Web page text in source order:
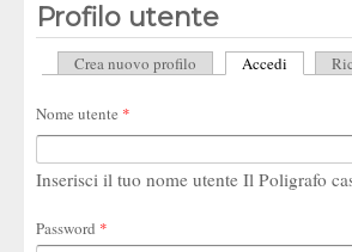
Profilo utente
Schede primarie
Crea nuovo profilo Accedi (scheda
Nome utente *
Inserisci il tuo nome utente Il Poligrafo
Password *